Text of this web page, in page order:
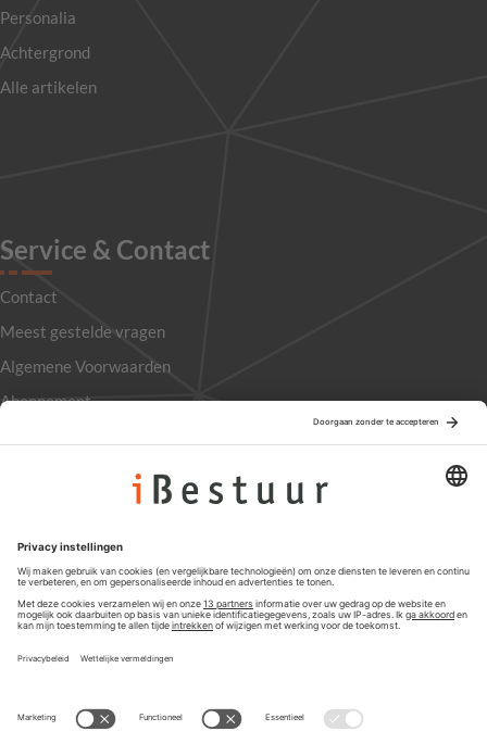
Personalia
Achtergrond
Alle artikelen
Service & Contact
Contact
Meest gestelde vragen
Algemene Voorwaarden
Abonnement
Privacyinstellingen